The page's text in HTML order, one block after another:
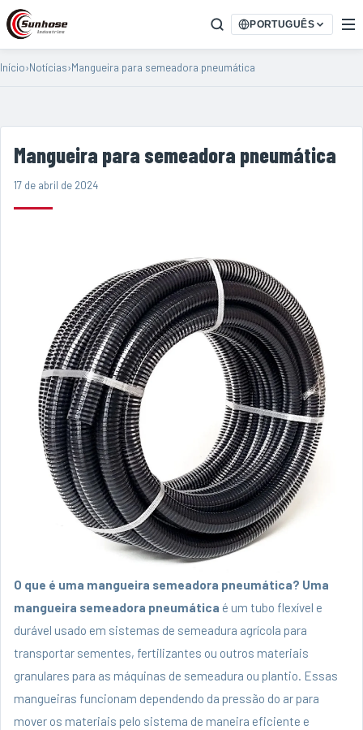
PORTUGUÊS
Início›Notícias›Mangueira para semeadora pneumática
Mangueira para semeadora pneumática
17 de abril de 2024
O que é uma mangueira semeadora pneumática? Uma
mangueira semeadora pneumática é um tubo flexível e
durável usado em sistemas de semeadura agrícola para
transportar sementes, fertilizantes ou outros materiais
granulares para as máquinas de semeadura ou plantio. Essas
mangueiras funcionam dependendo da pressão do ar para
mover os materiais pelo sistema de maneira eficiente e